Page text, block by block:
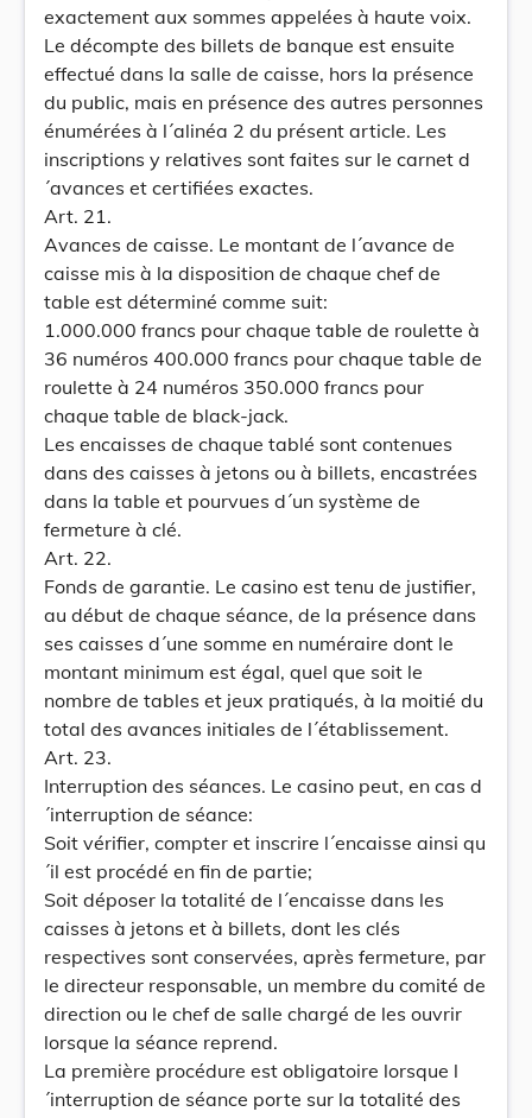
exactement aux sommes appelées à haute voix.
Le décompte des billets de banque est ensuite
effectué dans la salle de caisse, hors la présence
du public, mais en présence des autres personnes
énumérées à l´alinéa 2 du présent article. Les
inscriptions y relatives sont faites sur le carnet d
´avances et certifiées exactes.
Art. 21.
Avances de caisse. Le montant de l´avance de
caisse mis à la disposition de chaque chef de
table est déterminé comme suit:
1.000.000 francs pour chaque table de roulette à
36 numéros 400.000 francs pour chaque table de
roulette à 24 numéros 350.000 francs pour
chaque table de black-jack.
Les encaisses de chaque tablé sont contenues
dans des caisses à jetons ou à billets, encastrées
dans la table et pourvues d´un système de
fermeture à clé.
Art. 22.
Fonds de garantie. Le casino est tenu de justifier,
au début de chaque séance, de la présence dans
ses caisses d´une somme en numéraire dont le
montant minimum est égal, quel que soit le
nombre de tables et jeux pratiqués, à la moitié du
total des avances initiales de l´établissement.
Art. 23.
Interruption des séances. Le casino peut, en cas d
´interruption de séance:
Soit vérifier, compter et inscrire l´encaisse ainsi qu
´il est procédé en fin de partie;
Soit déposer la totalité de l´encaisse dans les
caisses à jetons et à billets, dont les clés
respectives sont conservées, après fermeture, par
le directeur responsable, un membre du comité de
direction ou le chef de salle chargé de les ouvrir
lorsque la séance reprend.
La première procédure est obligatoire lorsque l
´interruption de séance porte sur la totalité des